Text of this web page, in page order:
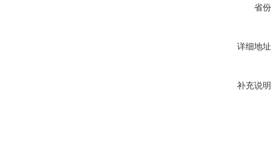
省份
详细地址
补充说明